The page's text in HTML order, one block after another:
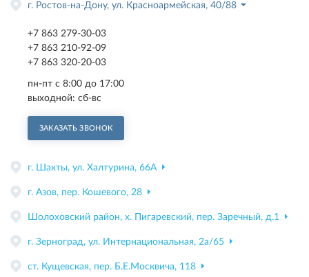
г. Ростов-на-Дону, ул. Красноармейская, 40/88
+7 863 279-30-03
+7 863 210-92-09
+7 863 320-20-03
пн-пт с 8:00 до 17:00
выходной: сб-вс
ЗАКАЗАТЬ ЗВОНОК
г. Шахты, ул. Халтурина, 66А
г. Азов, пер. Кошевого, 28
Шолоховский район, х. Пигаревский, пер. Заречный, д.1
г. Зерноград, ул. Интернациональная, 2а/65
ст. Кущевская, пер. Б.Е.Москвича, 118